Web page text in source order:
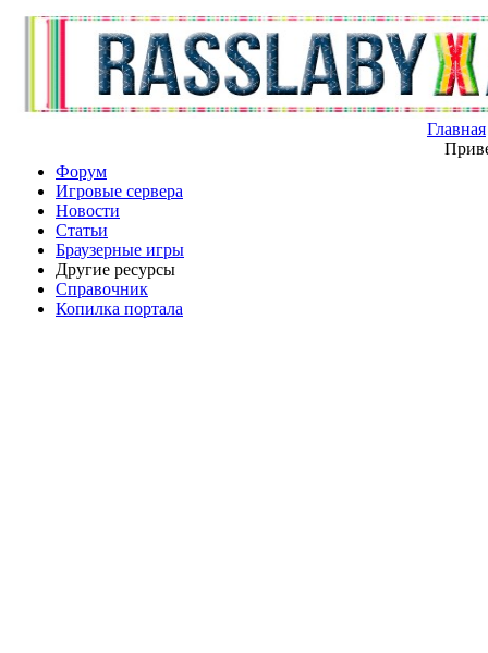
Главная
Форум
Игровые сервера
Новости
Статьи
Браузерные игры
Другие ресурсы
Справочник
Копилка портала